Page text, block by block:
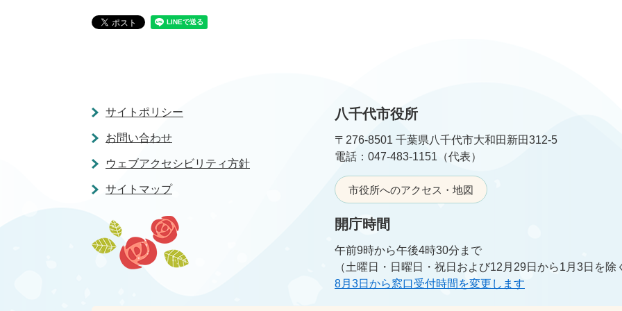
サイトポリシー
お問い合わせ
ウェブアクセシビリティ方針
サイトマップ
八千代市役所
〒276-8501 千葉県八千代市大和田新田312-5
電話：047-483-1151（代表）
市役所へのアクセス・地図
開庁時間
午前9時から午後4時30分まで
（土曜日・日曜日・祝日および12月29日から1月3日を除
8月3日から窓口受付時間を変更します